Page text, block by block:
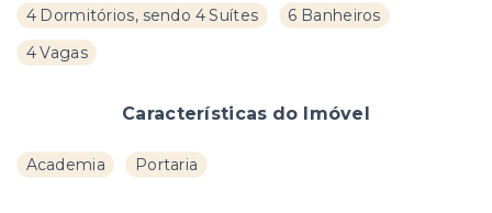
4 Dormitórios, sendo 4 Suítes
6 Banheiros
4 Vagas
Características do Imóvel
Academia Portaria